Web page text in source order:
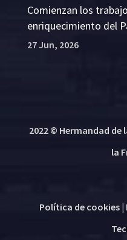
Comienzan los
enriquecimiento del
27 Jun, 2026
2022 © Hermandad de
la
Política de cookies|